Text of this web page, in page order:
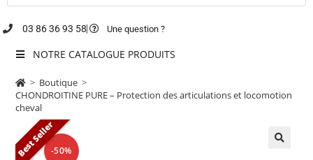
03 86 36 93 58 Une question ?
NOTRE CATALOGUE PRODUITS
> Boutique >
CHONDROITINE PURE – Protection des articulations et locomotion
cheval
-50%
Best Seller